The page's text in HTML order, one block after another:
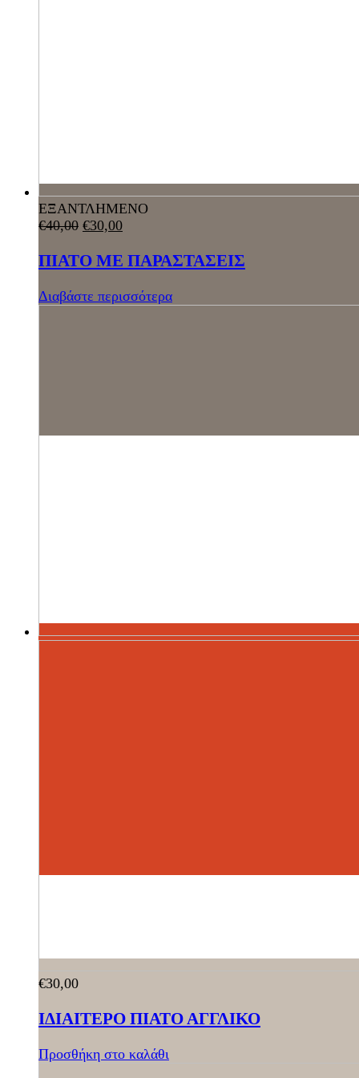
ΕΞΑΝΤΛΗΜΕΝΟ
€40,00 €30,00
ΠΙΑΤΟ ΜΕ ΠΑΡΑΣΤΑΣΕΙΣ
Διαβάστε περισσότερα
€30,00
ΙΔΙΑΙΤΕΡΟ ΠΙΑΤΟ ΑΓΓΛΙΚΟ
Προσθήκη στο καλάθι